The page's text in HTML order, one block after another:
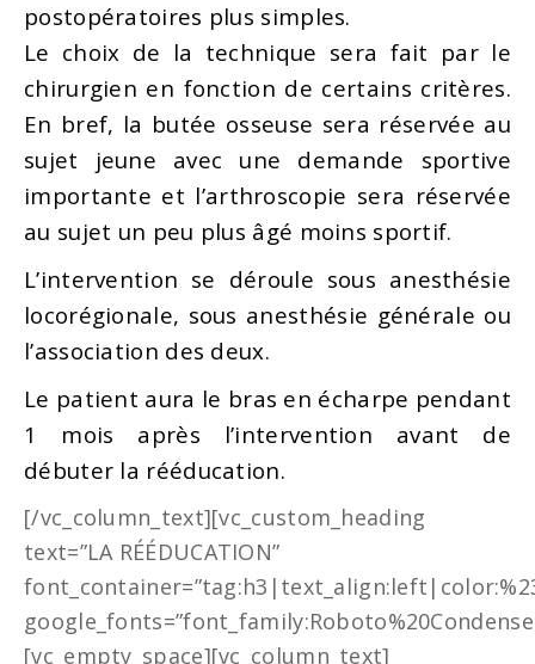
postopératoires plus simples.
Le choix de la technique sera fait par le
chirurgien en fonction de certains critères.
En bref, la butée osseuse sera réservée au
sujet jeune avec une demande sportive
importante et l’arthroscopie sera réservée
au sujet un peu plus âgé moins sportif.
L’intervention se déroule sous anesthésie
locorégionale, sous anesthésie générale ou
l’association des deux.
Le patient aura le bras en écharpe pendant
1 mois après l’intervention avant de
débuter la rééducation.
[/vc_column_text][vc_custom_heading
text=”LA RÉÉDUCATION”
[vc_empty_space][vc_column_text]